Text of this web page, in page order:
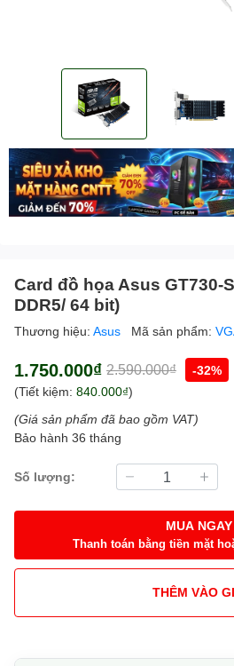
Card đồ họa Asus GT730-
DDR5/ 64 bit)
Thương hiệu: Asus Mã sản phẩm:
1.750.000₫ 2.590.000₫
-32%
(Tiết kiệm: 840.000₫)
(Giá sản phẩm đã bao gồm VAT)
Bảo hành 36 tháng
Số lượng:
MUA NGAY
Thanh toán bằng tiền mặt
THÊM VÀO